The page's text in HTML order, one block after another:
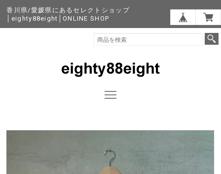
香川県/愛媛県にあるセレクトショップ
│eighty88eight│ONLINE SHOP